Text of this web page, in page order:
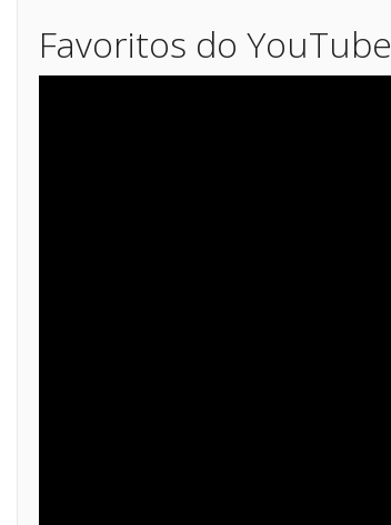
Favoritos do YouTube